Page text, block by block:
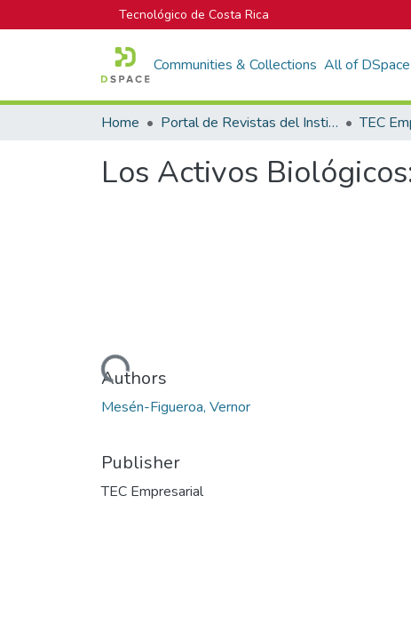
Tecnológico de Costa Rica
Communities & Collections All of DSpace
Home Portal de Revistas del Instituto Tecnológico de Costa Rica TEC
Los Activos
Loading...
Authors
Mesén-Figueroa, Vernor
Publisher
TEC Empresarial